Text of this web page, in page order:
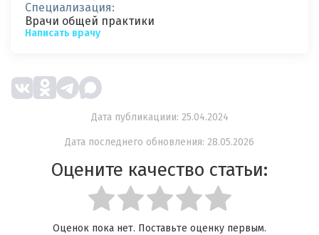
Специализация:
Врачи общей практики
Написать врачу
Дата публикациии: 25.04.2024
Дата последнего обновления: 28.05.2026
Оцените качество статьи:
Оценок пока нет. Поставьте оценку первым.